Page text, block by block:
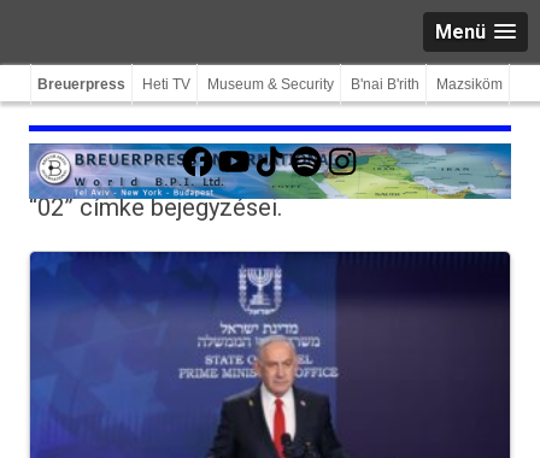
Menü
Breuerpress Heti TV Museum & Security B'nai B'rith Mazsiköm
Facebook
YouTube
TikTokSpotifyInstagram
“02”címke bejegyzései.